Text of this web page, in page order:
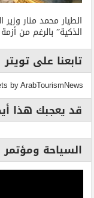
الطيار محمد منار
الذكية” بالرغم من
تابعنا على تويتر
by ArabTourismNews
قد يعجبك هذا
السياحة